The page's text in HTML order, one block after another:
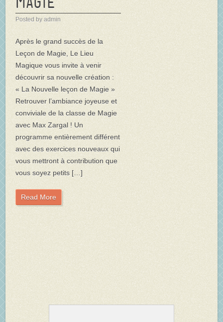
Posted by admin
Après le grand succès de la
Leçon de Magie, Le Lieu
Magique vous invite à venir
découvrir sa nouvelle création :
« La Nouvelle leçon de Magie »
Retrouver l’ambiance joyeuse et
conviviale de la classe de Magie
avec Max Zargal ! Un
programme entièrement différent
avec des exercices nouveaux qui
vous mettront à contribution que
vous soyez petits […]
Read More